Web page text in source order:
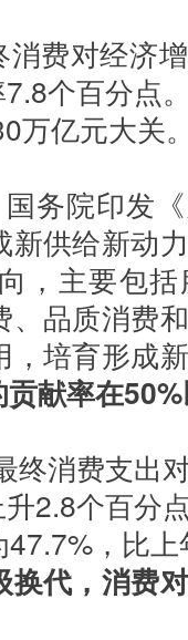
费对经济增
个百分点
万亿元大关
务院印发
供给新动
，主要包
品质消费
培育形成
献率在
终消费支出
2.8个百分
，比
换代，消费